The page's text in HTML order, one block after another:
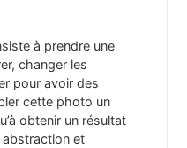
à prendre une
changer les
pour avoir des
cette photo un
obtenir un résultat
abstraction et